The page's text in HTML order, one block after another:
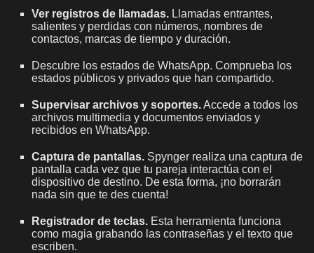
Ver registros de llamadas. Llamadas entrantes,
salientes y perdidas con números, nombres de
contactos, marcas de tiempo y duración.
Descubre los estados de WhatsApp. Comprueba los
estados públicos y privados que han compartido.
Supervisar archivos y soportes.Accede a todos los
archivos multimedia y documentos enviados y
recibidos en WhatsApp.
Captura de pantallas. Spynger realiza una captura de
pantalla cada vez que tu pareja interactúa con el
dispositivo de destino. De esta forma, ¡no borrarán
nada sin que te des cuenta!
Registrador de teclas. Esta herramienta funciona
como magia grabando las contraseñas y el texto que
escriben.